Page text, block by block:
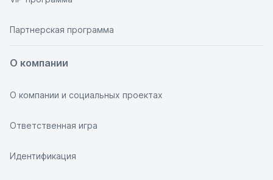
Партнерская программа
О компании
О компании и социальных проектах
Ответственная игра
Идентификация